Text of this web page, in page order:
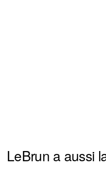
LeBrun a aussi